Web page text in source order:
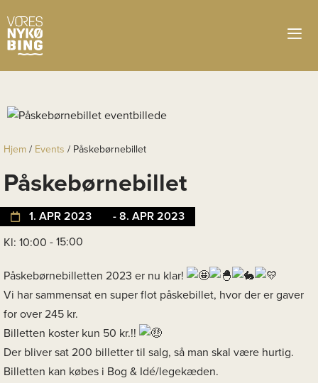
Hjem / Events / Påskebørnebillet
Påskebørnebillet
1. APR 2023
- 8. APR 2023
Kl: 10:00 - 15:00
Påskebørnebilletten 2023 er nu klar!
Vi har sammensat en super flot påskebillet, hvor der er gaver
for over 245 kr.
Billetten koster kun 50 kr.!!
Der bliver sat 200 billetter til salg, så man skal være hurtig.
Billetten kan købes i Bog & Idé/legekæden.